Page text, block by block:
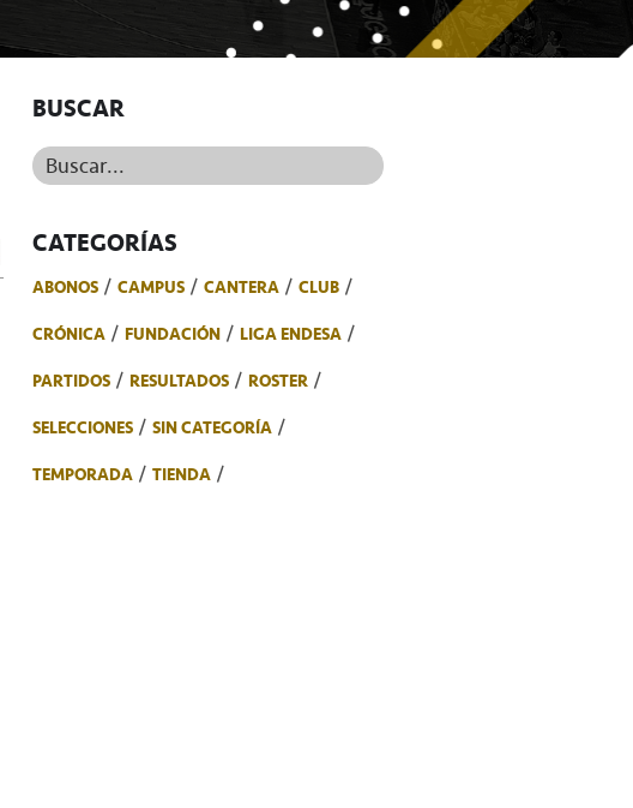
BUSCAR
Buscar...
CATEGORÍAS
ABONOS CAMPUS CANTERA
CLUB
CRÓNICA
FUNDACIÓN
LIGA ENDESA
PARTIDOS
RESULTADOS
ROSTER
SELECCIONES
SIN CATEGORÍA
TEMPORADA
TIENDA